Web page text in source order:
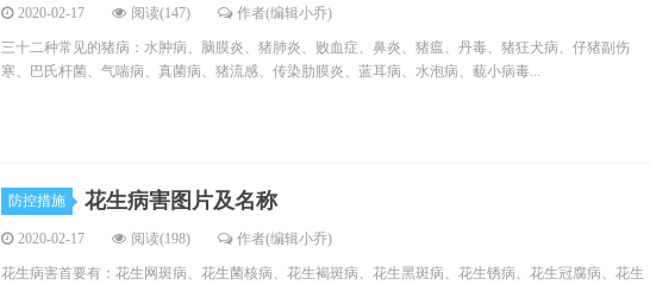
2020-02-17 阅读(147) 作者(编辑小乔)
三十二种常见的猪病：水肿病、脑膜炎、猪肺炎、败血症、鼻炎、猪瘟、丹毒、猪狂犬病、仔猪副伤
寒、巴氏杆菌、气喘病、真菌病、猪流感、传染肋膜炎、蓝耳病、水泡病、藐小病毒...
防控措施 花生病害图片及名称
2020-02-17 阅读(198) 作者(编辑小乔)
花生病害首要有：花生网斑病、花生菌核病、花生褐斑病、花生黑斑病、花生锈病、花生冠腐病、花生